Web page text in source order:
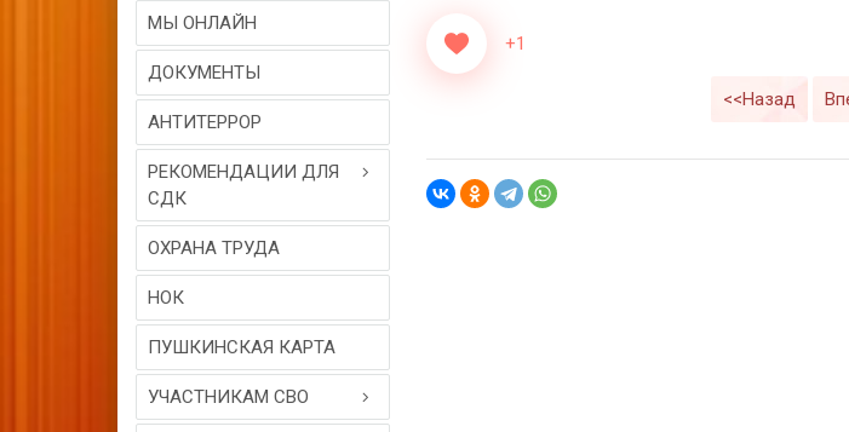
МЫ ОНЛАЙН
ДОКУМЕНТЫ
АНТИТЕРРОР
РЕКОМЕНДАЦИИ ДЛЯ
СДК
ОХРАНА ТРУДА
НОК
ПУШКИНСКАЯ КАРТА
УЧАСТНИКАМ СВО
+1
<<Назад